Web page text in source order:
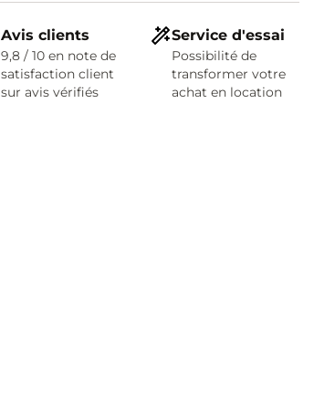
Avis clients
9,8 / 10 en note de
satisfaction client
sur avis vérifiés
Service d'essai
Possibilité de
transformer votre
achat en location